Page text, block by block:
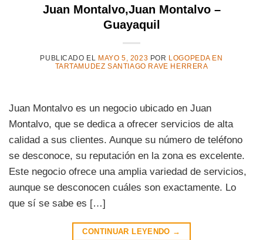
Juan Montalvo,Juan Montalvo –
Guayaquil
PUBLICADO EL MAYO 5, 2023 POR LOGOPEDA EN
TARTAMUDEZ SANTIAGO RAVE HERRERA
Juan Montalvo es un negocio ubicado en Juan
Montalvo, que se dedica a ofrecer servicios de alta
calidad a sus clientes. Aunque su número de teléfono
se desconoce, su reputación en la zona es excelente.
Este negocio ofrece una amplia variedad de servicios,
aunque se desconocen cuáles son exactamente. Lo
que sí se sabe es […]
CONTINUAR LEYENDO →